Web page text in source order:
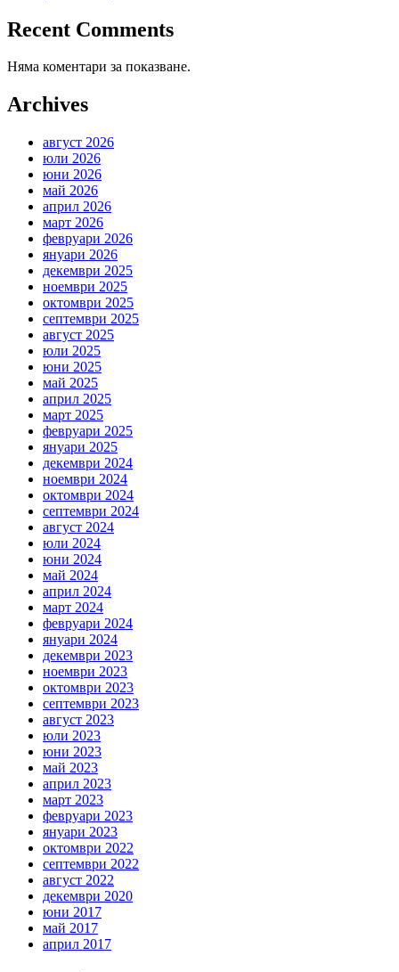
Recent Comments
Няма коментари за показване.
Archives
август 2026
юли 2026
юни 2026
май 2026
април 2026
март 2026
февруари 2026
януари 2026
декември 2025
ноември 2025
октомври 2025
септември 2025
август 2025
юли 2025
юни 2025
май 2025
април 2025
март 2025
февруари 2025
януари 2025
декември 2024
ноември 2024
октомври 2024
септември 2024
август 2024
юли 2024
юни 2024
май 2024
април 2024
март 2024
февруари 2024
януари 2024
декември 2023
ноември 2023
октомври 2023
септември 2023
август 2023
юли 2023
юни 2023
май 2023
април 2023
март 2023
февруари 2023
януари 2023
октомври 2022
септември 2022
август 2022
декември 2020
юни 2017
май 2017
април 2017